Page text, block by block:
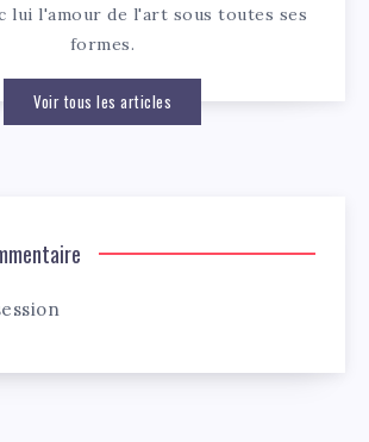
lui l'amour de l'art sous toutes ses
formes.
Voir tous les articles